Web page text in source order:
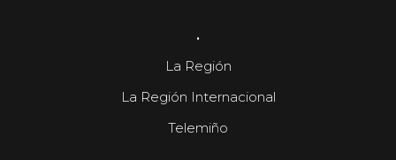
.
La Región
La Región Internacional
Telemiño